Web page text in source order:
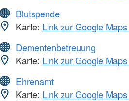
Blutspende
Karte: Link zur Google
Dementenbetreuung
Karte: Link zur Google
Ehrenamt
Karte: Link zur Google